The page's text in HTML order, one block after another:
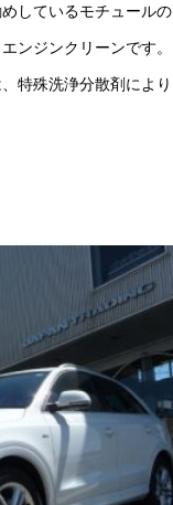
しているモチュールの
ンジンクリーンです。
特殊洗浄分散剤により